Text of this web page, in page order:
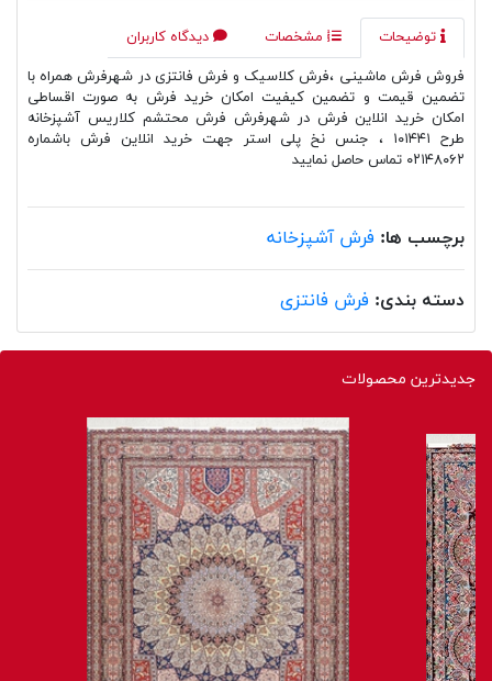
توضیحات مشخصات
دیدگاه کاربران
فروش فرش ماشینی ،فرش کلاسیک و فرش فانتزی در شهرفرش همراه با
تضمین قیمت و تضمین کیفیت امکان خرید فرش به صورت اقساطی
امکان خرید انلاین فرش در شهرفرش فرش محتشم کلاریس آشپزخانه
طرح ۱۰۱۴۴۱ ، جنس نخ پلی استر جهت خرید انلاین فرش باشماره
۰۲۱۴۸۰۶۲ تماس حاصل نمایید
برچسب ها: فرش آشپزخانه
دسته بندی: فرش فانتزی
جدیدترین محصولات